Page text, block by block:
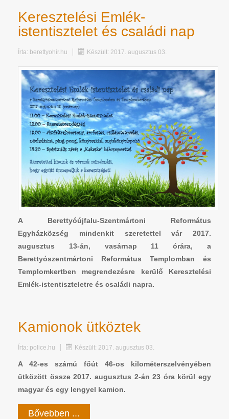
Keresztelési Emlék-
istentisztelet és családi nap
Írta: berettyohir.hu Készült: 2017. augusztus 03.
A Berettyóújfalu-Szentmártoni Református
Egyházközség mindenkit szeretettel vár 2017.
augusztus 13-án, vasárnap 11 órára, a
Berettyószentmártoni Református Templomban és
Templomkertben megrendezésre kerülő Keresztelési
Emlék-istentiszteletre és családi napra.
Kamionok ütköztek
Írta: police.hu Készült: 2017. augusztus 03.
A 42-es számú főút 46-os kilométerszelvényében
ütközött össze 2017. augusztus 2-án 23 óra körül egy
magyar és egy lengyel kamion.
Bővebben ...